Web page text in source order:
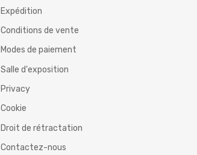
Expédition
Conditions de vente
Modes de paiement
Salle d'exposition
Privacy
Cookie
Droit de rétractation
Contactez-nous